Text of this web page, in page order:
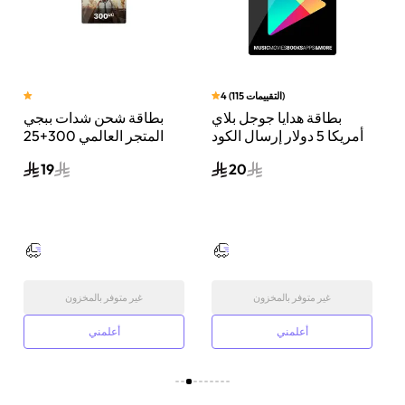
بطاقة شحن شدات ببجي
المتجر العالمي 300+25
بالبريد الإلكتروني والرسائل
19
غير متوفر بالمخزون
أعلمني
4(115التقييمات)
بطاقة هدايا جوجل بلاي
أمريكا 5 دولار إرسال الكود
أسود
20
غير متوفر بالمخزون
أعلمني